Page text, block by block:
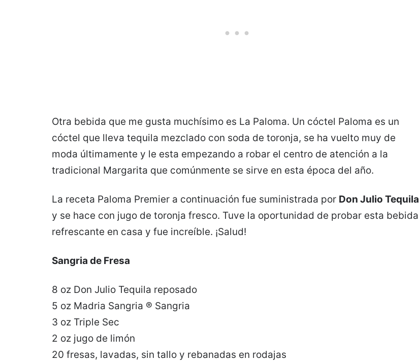
Otra bebida que me gusta muchísimo es La Paloma. Un cóctel Paloma es un
cóctel que lleva tequila mezclado con soda de toronja, se ha vuelto muy de
moda últimamente y le esta empezando a robar el centro de atención a la
tradicional Margarita que comúnmente se sirve en esta época del año.
La receta Paloma Premier a continuación fue suministrada por Don Julio Tequila
y se hace con jugo de toronja fresco. Tuve la oportunidad de probar esta bebida
refrescante en casa y fue increíble. ¡Salud!
Sangria de Fresa
8 oz Don Julio Tequila reposado
5 oz Madria Sangria ® Sangria
3 oz Triple Sec
2 oz jugo de limón
20 fresas, lavadas, sin tallo y rebanadas en rodajas